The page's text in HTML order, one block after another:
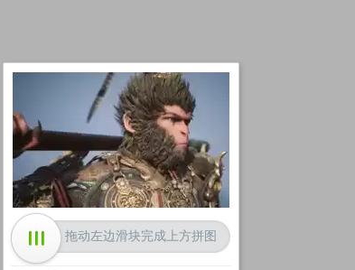
加载中
拖动左边滑块完成上方拼图